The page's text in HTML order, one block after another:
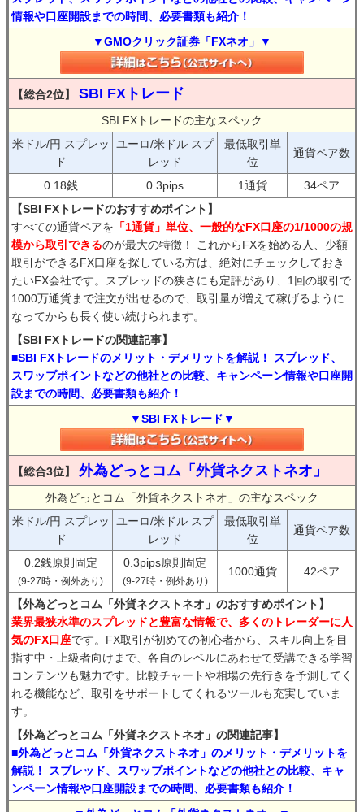
情報や口座開設までの時間、必要書類も紹介！
▼GMOクリック証券「FXネオ」▼
【総合2位】 SBI FXトレード
SBI FXトレードの主なスペック
米ドル/円 スプレッ
ド
ユーロ/米ドル スプ
レッド
最低取引単
位
通貨ペア数
0.18銭 0.3pips 1通貨
34ペア
【SBI FXトレードのおすすめポイント】
すべての通貨ペアを 「1通貨」単位、一般的なFX口座の1/1000の規
模から取引できるのが最大の特徴！ これからFXを始める人、少額
取引ができるFX口座を探している方は、絶対にチェックしておき
たいFX会社です。スプレッドの狭さにも定評があり、1回の取引で
1000万通貨まで注文が出せるので、取引量が増えて稼げるように
なってからも長く使い続けられます。
【SBI FXトレードの関連記事】
■SBI FXトレードのメリット・デメリットを解説！ スプレッド、
スワップポイントなどの他社との比較、キャンペーン情報や口座開
設までの時間、必要書類も紹介！
▼SBI FXトレード▼
【総合3位】 外為どっとコム「外貨ネクストネオ」
外為どっとコム「外貨ネクストネオ」の主なスペック
米ドル/円 スプレッ
ド
ユーロ/米ドル スプ
レッド
最低取引単
位
通貨ペア数
0.2銭原則固定
(9-27時・例外あり)
0.3pips原則固定
(9-27時・例外あり)
1000通貨 42ペア
【外為どっとコム「外貨ネクストネオ」のおすすめポイント】
業界最狭水準のスプレッドと豊富な情報で、多くのトレーダーに人
気のFX口座です。FX取引が初めての初心者から、スキル向上を目
指す中・上級者向けまで、各自のレベルにあわせて受講できる学習
コンテンツも魅力です。比較チャートや相場の先行きを予測してく
れる機能など、取引をサポートしてくれるツールも充実していま
す。
【外為どっとコム「外貨ネクストネオ」の関連記事】
■外為どっとコム「外貨ネクストネオ」のメリット・デメリットを
解説！ スプレッド、スワップポイントなどの他社との比較、キャ
ンペーン情報や口座開設までの時間、必要書類も紹介！